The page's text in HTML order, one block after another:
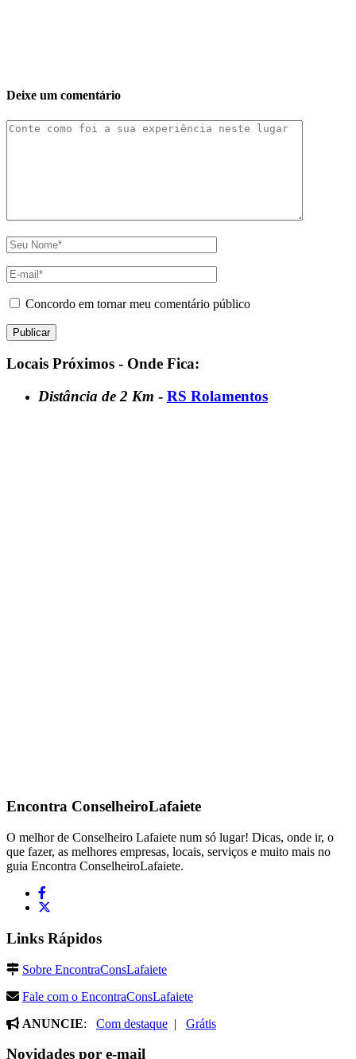
Deixe um comentário
Concordo em tornar meu comentário público
Locais Próximos - Onde Fica:
Distância de 2 Km - RS Rolamentos
Encontra ConselheiroLafaiete
O melhor de Conselheiro Lafaiete num só lugar! Dicas, onde ir, o
que fazer, as melhores empresas, locais, serviços e muito mais no
guia Encontra ConselheiroLafaiete.
Links Rápidos
Sobre EncontraConsLafaiete
Fale com o EncontraConsLafaiete
ANUNCIE: Com destaque | Grátis
Novidades por e-mail